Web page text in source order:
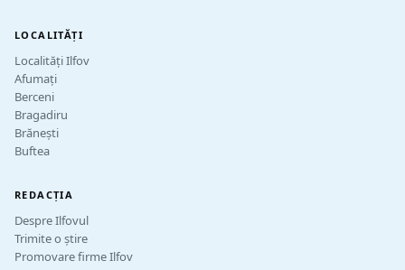
LOCALITĂȚI
Localități Ilfov
Afumați
Berceni
Bragadiru
Brănești
Buftea
REDACȚIA
Despre Ilfovul
Trimite o știre
Promovare firme Ilfov